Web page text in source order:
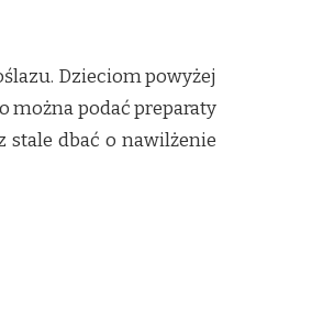
Dzieciom powyżej
można podać preparaty
stale dbać o nawilżenie